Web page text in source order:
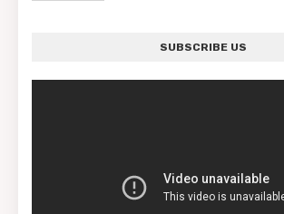
SUBSCRIBE US